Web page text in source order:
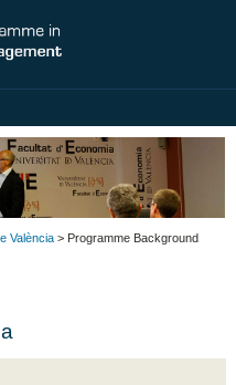
València > Programme Background